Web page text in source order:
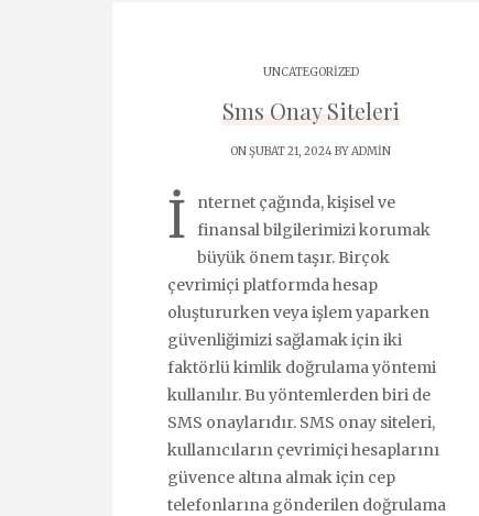
UNCATEGORIZED
Sms Onay Siteleri
ON ŞUBAT 21, 2024 BYADMIN
İ
nternet çağında, kişisel ve
finansal bilgilerimizi korumak
büyük önem taşır. Birçok
çevrimiçi platformda hesap
oluştururken veya işlem yaparken
güvenliğimizi sağlamak için iki
faktörlü kimlik doğrulama yöntemi
kullanılır. Bu yöntemlerden biri de
SMS onaylarıdır. SMS onay siteleri,
kullanıcıların çevrimiçi hesaplarını
güvence altına almak için cep
telefonlarına gönderilen doğrulama